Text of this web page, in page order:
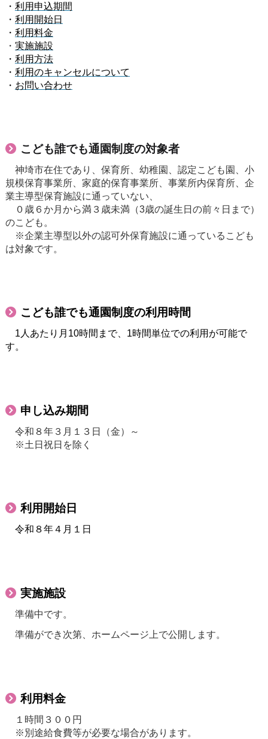
・ 利用申込期間
・ 利用開始日
・ 利用料金
・ 実施施設
・ 利用方法
・ 利用のキャンセルについて
・ お問い合わせ
こども誰でも通園制度の対象者
神埼市在住であり、保育所、幼稚園、認定こども園、小
規模保育事業所、家庭的保育事業所、事業所内保育所、企
業主導型保育施設に通っていない、
０歳６か月から満３歳未満（3歳の誕生日の前々日まで）
のこども。
※企業主導型以外の認可外保育施設に通っているこども
は対象です。
こども誰でも通園制度の利用時間
1人あたり月10時間まで、1時間単位での利用が可能で
す。
申し込み期間
令和８年３月１３日（金）～
※土日祝日を除く
利用開始日
令和８年４月１日
実施施設
準備中です。
準備ができ次第、ホームページ上で公開します。
利用料金
１時間３００円
※別途給食費等が必要な場合があります。